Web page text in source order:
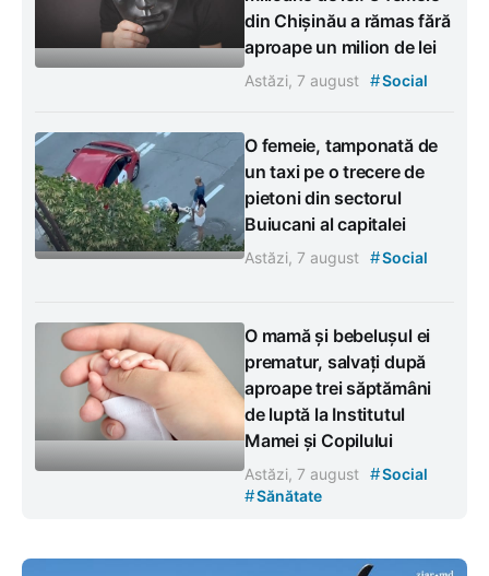
din Chișinău a rămas fără
aproape un milion de lei
Astăzi, 7 august #Social
O femeie, tamponată de
un taxi pe o trecere de
pietoni din sectorul
Buiucani al capitalei
Astăzi, 7 august #Social
O mamă și bebelușul ei
prematur, salvați după
aproape trei săptămâni
de luptă la Institutul
Mamei și Copilului
Astăzi, 7 august #Social
#Sănătate